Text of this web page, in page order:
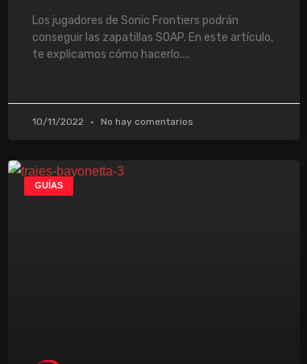
Los jugadores de Sonic Frontiers podrán
conseguir las zapatillas SOAP. En este artículo,
te explicamos cómo hacerlo.
10/11/2022 No hay comentarios
GUÍAS